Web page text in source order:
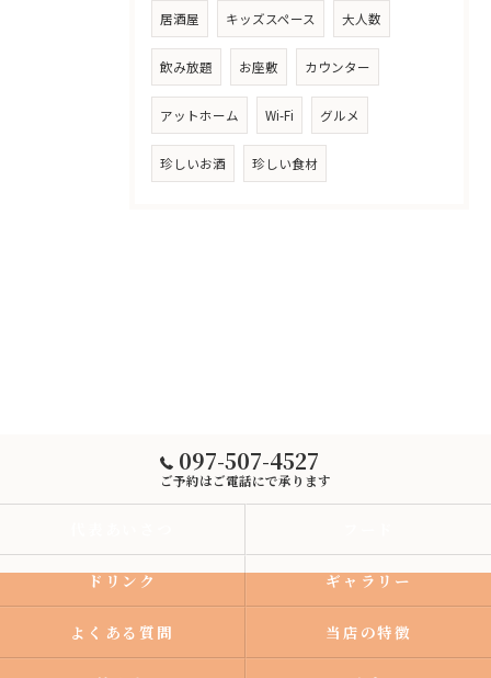
居酒屋 キッズスペース 大人数
飲み放題 お座敷 カウンター
アットホーム Wi-Fi グルメ
珍しいお酒 珍しい食材
097-507-4527
ご予約はご電話にで承ります
ドリンク ギャラリー
よくある質問 当店の特徴